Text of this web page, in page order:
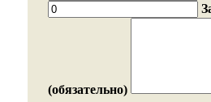
(обязательно)